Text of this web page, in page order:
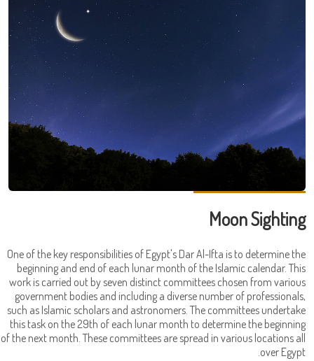
Moon Sighting
One of the key responsibilities of Egypt's Dar Al-Ifta is to determine the
beginning and end of each lunar month of the Islamic calendar. This
work is carried out by seven distinct committees chosen from various
government bodies and including a diverse number of professionals,
such as Islamic scholars and astronomers. The committees undertake
this task on the 29th of each lunar month to determine the beginning
of the next month. These committees are spread in various locations all
over Egypt.